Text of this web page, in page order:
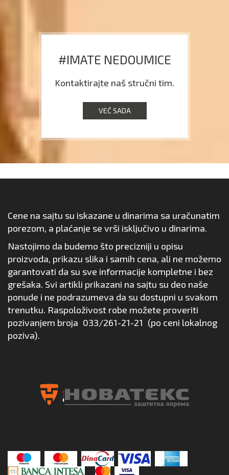
#IMATE NEDOUMICE
Kontaktirajte naš stručni tim.
VEĆ SADA
Cene na sajtu su iskazane u dinarima sa uračunatim
porezom, a plaćanje se vrši isključivo u dinarima.
Nastojimo da budemo što precizniji u opisu
proizvoda, prikazu slika i samih cena, ali ne možemo
garantovati da su sve informacije kompletne i bez
grešaka. Svi artikli prikazani na sajtu su deo naše
ponude i ne podrazumeva da su dostupni u svakom
trenutku. Raspoloživost robe možete proveriti
pozivanjem broja 033/261-21-21 (po ceni lokalnog
poziva).